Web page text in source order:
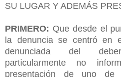
SU LUGAR Y ADEMÁS
PRIMERO: Que desde el
la denuncia se centró en
denunciada del
particularmente no
presentación de uno